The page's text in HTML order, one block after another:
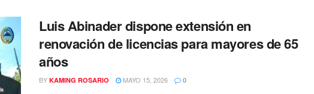
Luis Abinader dispone extensión en
renovación de licencias para mayores de 65
años
BY KAMING ROSARIO MAYO 15, 2026 0